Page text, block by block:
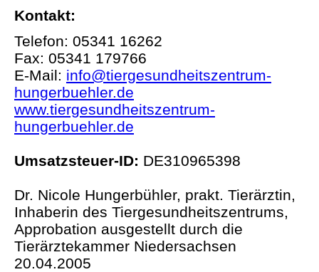
Kontakt:
Telefon: 05341 16262
Fax: 05341 179766
E-Mail: info@tiergesundheitszentrum-
hungerbuehler.de
www.tiergesundheitszentrum-
hungerbuehler.de
Umsatzsteuer-ID: DE310965398
Dr. Nicole Hungerbühler, prakt. Tierärztin,
Inhaberin des Tiergesundheitszentrums,
Approbation ausgestellt durch die
Tierärztekammer Niedersachsen
20.04.2005